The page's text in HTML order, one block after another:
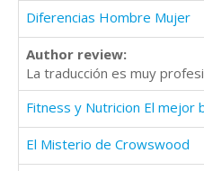
Diferencias Hombre Mujer
Author review:
La traducción es muy
Fitness y Nutricion El mejor
El Misterio de Crowswood